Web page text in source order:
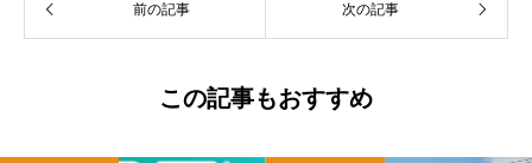
前の記事 次の記事
この記事もおすすめ